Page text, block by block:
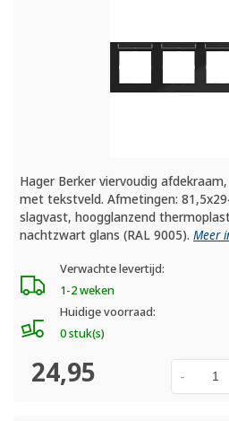
Hager Berker viervoudig
met tekstveld. Afmetingen:
slagvast, hoogglanzend
nachtzwart glans (RAL 9005).Meer
Verwachte levertijd:
1-2 weken
Huidige voorraad:
0 stuk(s)
24,95 -